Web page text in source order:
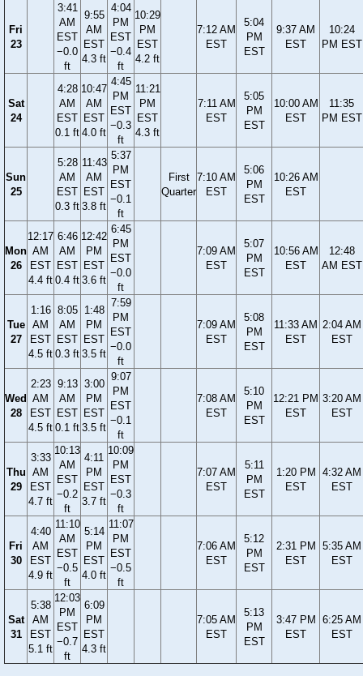
Fri
23
3:41
AM
EST
−0.0
ft
9:55
AM
EST
4.3 ft
4:04
PM
EST
−0.4
ft
10:29
PM
EST
4.2 ft
7:12 AM
EST
5:04
PM
EST
9:37 AM
EST
10:24
PM EST
Sat
24
4:28
AM
EST
0.1 ft
10:47
AM
EST
4.0 ft
4:45
PM
EST
−0.3
ft
11:21
PM
EST
4.3 ft
7:11 AM
EST
5:05
PM
EST
10:00 AM
EST
11:35
PM EST
Sun
25
5:28
AM
EST
0.3 ft
11:43
AM
EST
3.8 ft
5:37
PM
EST
−0.1
ft
First
Quarter
7:10 AM
EST
5:06
PM
EST
10:26 AM
EST
Mon
26
12:17
AM
EST
4.4 ft
6:46
AM
EST
0.4 ft
12:42
PM
EST
3.6 ft
6:45
PM
EST
−0.0
ft
7:09 AM
EST
5:07
PM
EST
10:56 AM
EST
12:48
AM EST
Tue
27
1:16
AM
EST
4.5 ft
8:05
AM
EST
0.3 ft
1:48
PM
EST
3.5 ft
7:59
PM
EST
−0.0
ft
7:09 AM
EST
5:08
PM
EST
11:33 AM
EST
2:04 AM
EST
Wed
28
2:23
AM
EST
4.5 ft
9:13
AM
EST
0.1 ft
3:00
PM
EST
3.5 ft
9:07
PM
EST
−0.1
ft
7:08 AM
EST
5:10
PM
EST
12:21 PM
EST
3:20 AM
EST
Thu
29
3:33
AM
EST
4.7 ft
10:13
AM
EST
−0.2
ft
4:11
PM
EST
3.7 ft
10:09
PM
EST
−0.3
ft
7:07 AM
EST
5:11
PM
EST
1:20 PM
EST
4:32 AM
EST
Fri
30
4:40
AM
EST
4.9 ft
11:10
AM
EST
−0.5
ft
5:14
PM
EST
4.0 ft
11:07
PM
EST
−0.5
ft
7:06 AM
EST
5:12
PM
EST
2:31 PM
EST
5:35 AM
EST
Sat
31
5:38
AM
EST
5.1 ft
12:03
PM
EST
−0.7
ft
6:09
PM
EST
4.3 ft
7:05 AM
EST
5:13
PM
EST
3:47 PM
EST
6:25 AM
EST